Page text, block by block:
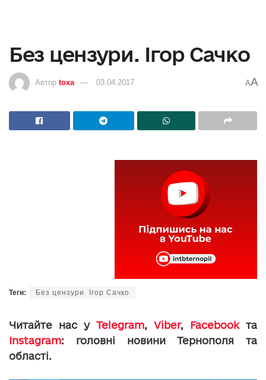
Без цензури. Ігор Сачко
Автор toxa 03.04.2017 AA
Теги: Без цензури. Ігор Сачко
Читайте нас у Telegram, Viber, Facebookта
Instagram: головні новини Тернополя та
області.